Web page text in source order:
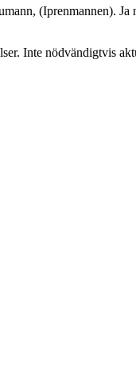
(Iprenmannen).
Inte nödvändigtvis